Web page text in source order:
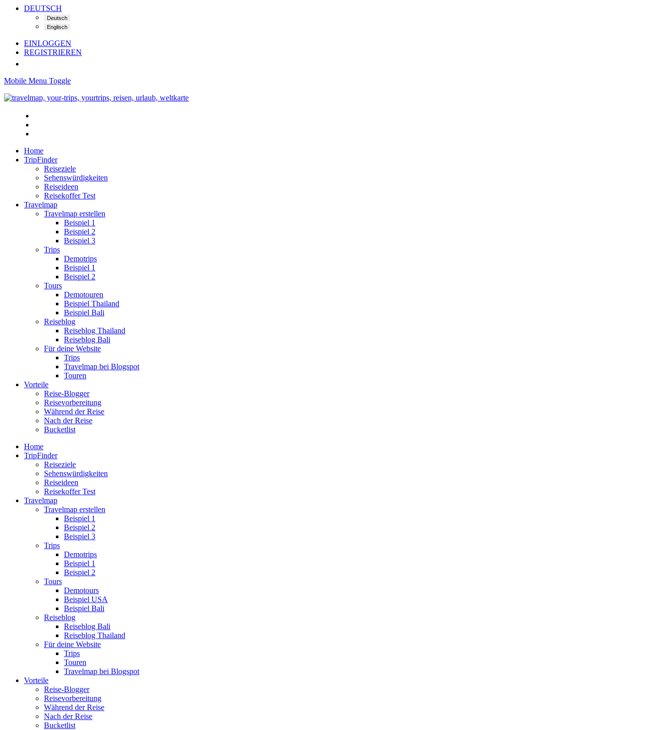
DEUTSCH
EINLOGGEN
REGISTRIEREN
Mobile Menu Toggle
Home
TripFinder
Reiseziele
Sehenswürdigkeiten
Reiseideen
Reisekoffer Test
Travelmap
Travelmap erstellen
Beispiel 1
Beispiel 2
Beispiel 3
Trips
Demotrips
Beispiel 1
Beispiel 2
Tours
Demotouren
Beispiel Thailand
Beispiel Bali
Reiseblog
Reiseblog Thailand
Reiseblog Bali
Für deine Website
Trips
Travelmap bei Blogspot
Touren
Vorteile
Reise-Blogger
Reisevorbereitung
Während der Reise
Nach der Reise
Bucketlist
Home
TripFinder
Reiseziele
Sehenswürdigkeiten
Reiseideen
Reisekoffer Test
Travelmap
Travelmap erstellen
Beispiel 1
Beispiel 2
Beispiel 3
Trips
Demotrips
Beispiel 1
Beispiel 2
Tours
Demotours
Beispiel USA
Beispiel Bali
Reiseblog
Reiseblog Bali
Reiseblog Thailand
Für deine Website
Trips
Touren
Travelmap bei Blogspot
Vorteile
Reise-Blogger
Reisevorbereitung
Während der Reise
Nach der Reise
Bucketlist